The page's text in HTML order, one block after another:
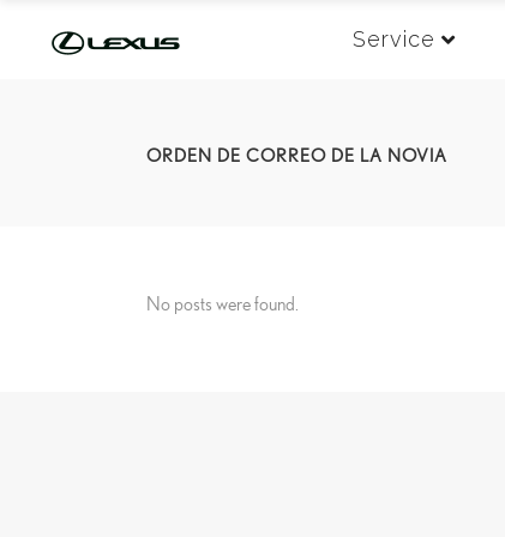
Service
ORDEN DE CORREO DE LA NOVIA
No posts were found.